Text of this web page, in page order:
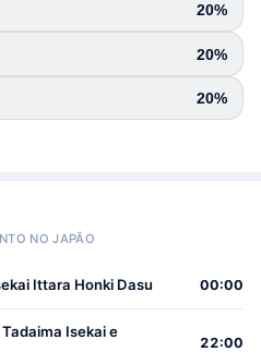
20%
20%
20%
NO JAPÃO
Ittara Honki Dasu 00:00
Isekai e
22:00